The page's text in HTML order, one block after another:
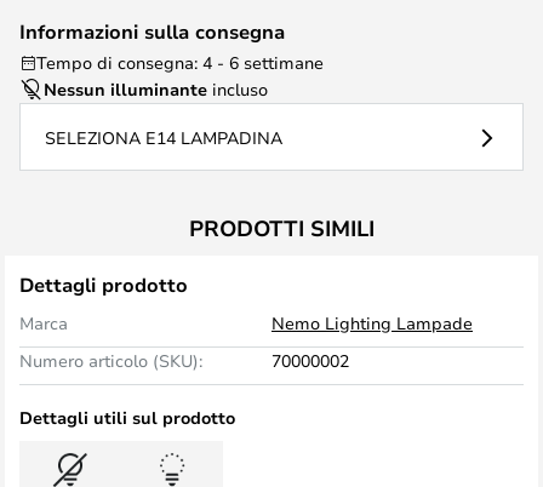
Informazioni sulla consegna
Tempo di consegna: 4 - 6 settimane
Nessun illuminante incluso
SELEZIONA E14 LAMPADINA
PRODOTTI SIMILI
Dettagli prodotto
Marca
Nemo Lighting Lampade
Numero articolo (SKU):
70000002
Dettagli utili sul prodotto